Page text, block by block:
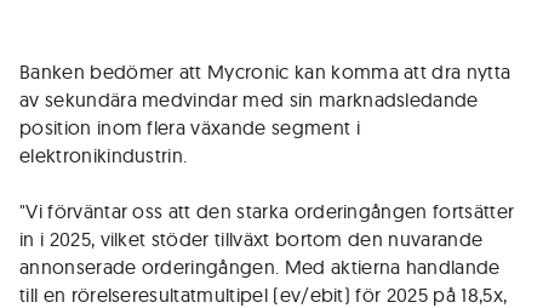
Banken bedömer att Mycronic kan komma att dra nytta
av sekundära medvindar med sin marknadsledande
position inom flera växande segment i
elektronikindustrin.
"Vi förväntar oss att den starka orderingången fortsätter
in i 2025, vilket stöder tillväxt bortom den nuvarande
annonserade orderingången. Med aktierna handlande
till en rörelseresultatmultipel (ev/ebit) för 2025 på 18,5x,